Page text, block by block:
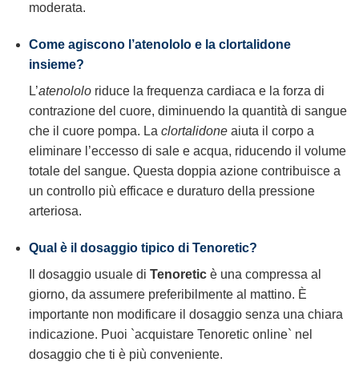
moderata.
Come agiscono l’atenololo e la clortalidone
insieme?
L’atenololoriduce la frequenza cardiaca e la forza di
contrazione del cuore, diminuendo la quantità di sangue
che il cuore pompa. La clortalidoneaiuta il corpo a
eliminare l’eccesso di sale e acqua, riducendo il volume
totale del sangue. Questa doppia azione contribuisce a
un controllo più efficace e duraturo della pressione
arteriosa.
Qual è il dosaggio tipico di Tenoretic?
Il dosaggio usuale di Tenoreticè una compressa al
giorno, da assumere preferibilmente al mattino. È
importante non modificare il dosaggio senza una chiara
indicazione. Puoi `acquistare Tenoretic online` nel
dosaggio che ti è più conveniente.